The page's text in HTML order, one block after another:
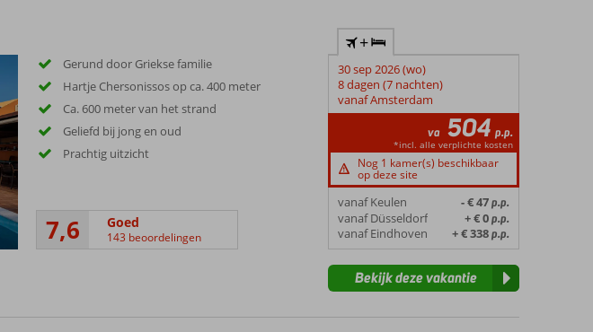
Gerund door Griekse familie
Hartje Chersonissos op ca. 400 meter
Ca. 600 meter van het strand
Geliefd bij jong en oud
Prachtig uitzicht
7,6 Goed
143 beoordelingen
+
30 sep 2026 (wo)
8 dagen (7 nachten)
vanaf Amsterdam
va 504 p.p.
*incl. alle verplichte kosten
Nog 1 kamer(s) beschikbaar
op deze site
vanaf Keulen - € 47p.p.
vanaf Düsseldorf + € 0p.p.
vanaf Eindhoven + € 338p.p.
Bekijk deze vakantie